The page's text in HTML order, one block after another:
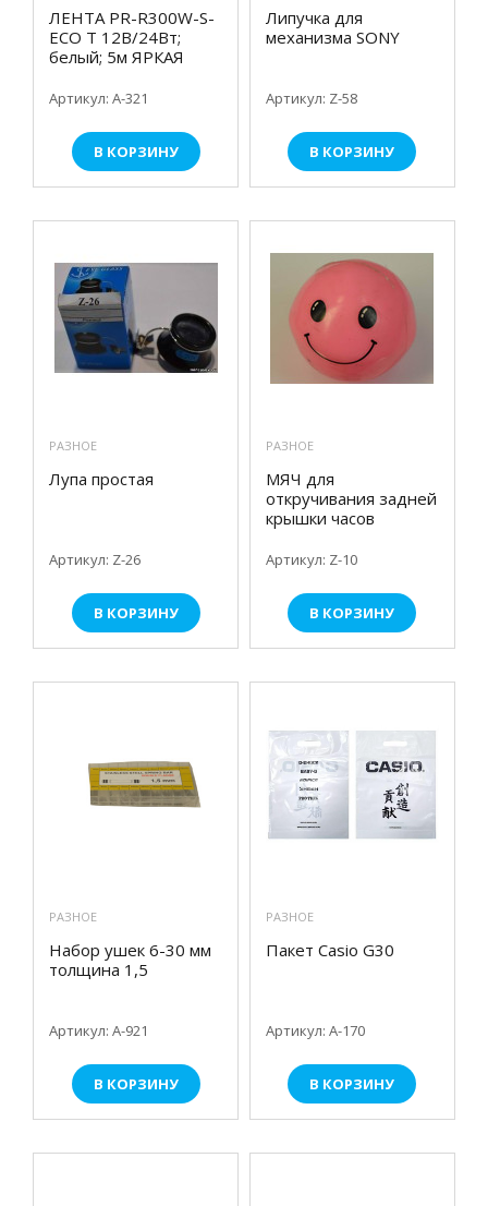
ЛЕНТА PR-R300W-S-
ECO T 12В/24Вт;
белый; 5м ЯРКАЯ
Артикул: А-321
В КОРЗИНУ
Липучка для
механизма SONY
Артикул: Z-58
В КОРЗИНУ
РАЗНОЕ
Лупа простая
Артикул: Z-26
В КОРЗИНУ
РАЗНОЕ
МЯЧ для
откручивания задней
крышки часов
Артикул: Z-10
В КОРЗИНУ
РАЗНОЕ
Набор ушек 6-30 мм
толщина 1,5
Артикул: А-921
В КОРЗИНУ
РАЗНОЕ
Пакет Casio G30
Артикул: А-170
В КОРЗИНУ